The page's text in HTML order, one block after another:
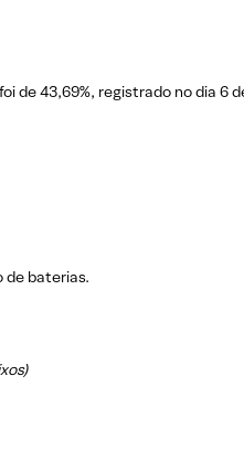
de 43,69%, registrado no dia 6
de baterias.